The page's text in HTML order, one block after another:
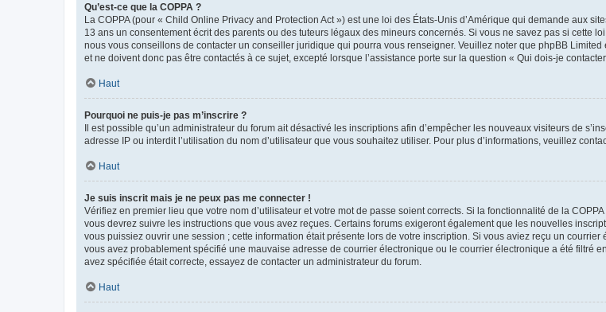
Qu’est-ce que la COPPA ?
La COPPA (pour « Child Online Privacy and Protection Act ») est une loi des États-Unis d’Amérique qui demande aux
13 ans un consentement écrit des parents ou des tuteurs légaux des mineurs concernés. Si vous ne savez pas si cette
nous vous conseillons de contacter un conseiller juridique qui pourra vous renseigner. Veuillez noter que phpBB
et ne doivent donc pas être contactés à ce sujet, excepté lorsque l’assistance porte sur la question « Qui dois-je
Haut
Pourquoi ne puis-je pas m’inscrire ?
Il est possible qu’un administrateur du forum ait désactivé les inscriptions afin d’empêcher les nouveaux visiteurs de
adresse IP ou interdit l’utilisation du nom d’utilisateur que vous souhaitez utiliser. Pour plus d’informations, veuillez
Haut
Je suis inscrit mais je ne peux pas me connecter !
Vérifiez en premier lieu que votre nom d’utilisateur et votre mot de passe soient corrects. Si la fonctionnalité de la
vous devrez suivre les instructions que vous avez reçues. Certains forums exigeront également que les nouvelles
vous puissiez ouvrir une session ; cette information était présente lors de votre inscription. Si vous aviez reçu un
vous avez probablement spécifié une mauvaise adresse de courrier électronique ou le courrier électronique a été filtré
avez spécifiée était correcte, essayez de contacter un administrateur du forum.
Haut